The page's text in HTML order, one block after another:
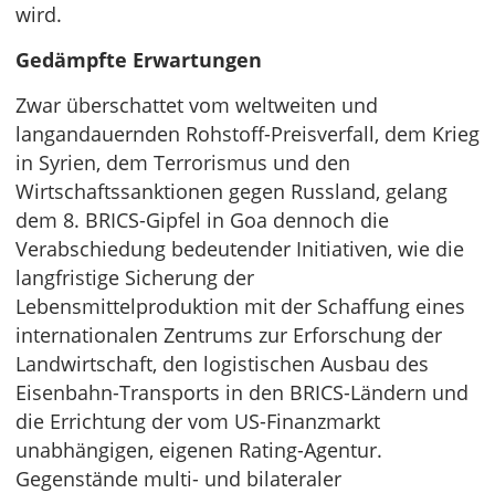
wird.
Gedämpfte Erwartungen
Zwar überschattet vom weltweiten und
langandauernden Rohstoff-Preisverfall, dem Krieg
in Syrien, dem Terrorismus und den
Wirtschaftssanktionen gegen Russland, gelang
dem 8. BRICS-Gipfel in Goa dennoch die
Verabschiedung bedeutender Initiativen, wie die
langfristige Sicherung der
Lebensmittelproduktion mit der Schaffung eines
internationalen Zentrums zur Erforschung der
Landwirtschaft, den logistischen Ausbau des
Eisenbahn-Transports in den BRICS-Ländern und
die Errichtung der vom US-Finanzmarkt
unabhängigen, eigenen Rating-Agentur.
Gegenstände multi- und bilateraler